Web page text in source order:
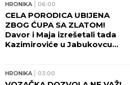
HRONIKA 06:00
CELA PORODICA UBIJENA
ZBOG ĆUPA SA ZLATOM!
Davor i Maja izrešetali tada
Kazimiroviće u Jabukovcu
HRONIKA 03:00